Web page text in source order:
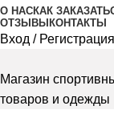
О НАСКАК ЗАКАЗАТЬ
ОТЗЫВЫ КОНТАКТЫ
Вход / Регистрация
Магазин
товаров и одежды